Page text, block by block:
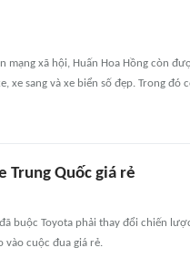
mạng xã hội, Huấn Hoa Hồng còn
xe sang và xe biển số đẹp. Trong đó
Trung Quốc giá rẻ
buộc Toyota phải thay đổi chiến
vào cuộc đua giá rẻ.